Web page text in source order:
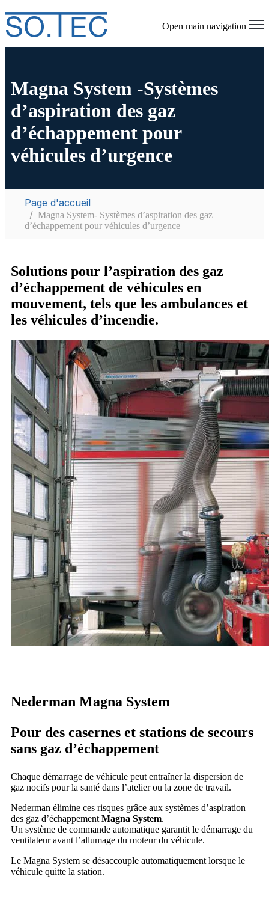
Open main navigation
Magna System -Systèmes
d’aspiration des gaz
d’échappement pour
véhicules d’urgence
Page d'accueil
Magna System- Systèmes d’aspiration des gaz
d’échappement pour véhicules d’urgence
Solutions pour l’aspiration des gaz
d’échappement de véhicules en
mouvement, tels que les ambulances et
les véhicules d’incendie.
Nederman Magna System
Pour des casernes et stations de secours
sans gaz d’échappement
Chaque démarrage de véhicule peut entraîner la dispersion de
gaz nocifs pour la santé dans l’atelier ou la zone de travail.
Nederman élimine ces risques grâce aux systèmes d’aspiration
des gaz d’échappement Magna System.
Un système de commande automatique garantit le démarrage du
ventilateur avant l’allumage du moteur du véhicule.
Le Magna System se désaccouple automatiquement lorsque le
véhicule quitte la station.